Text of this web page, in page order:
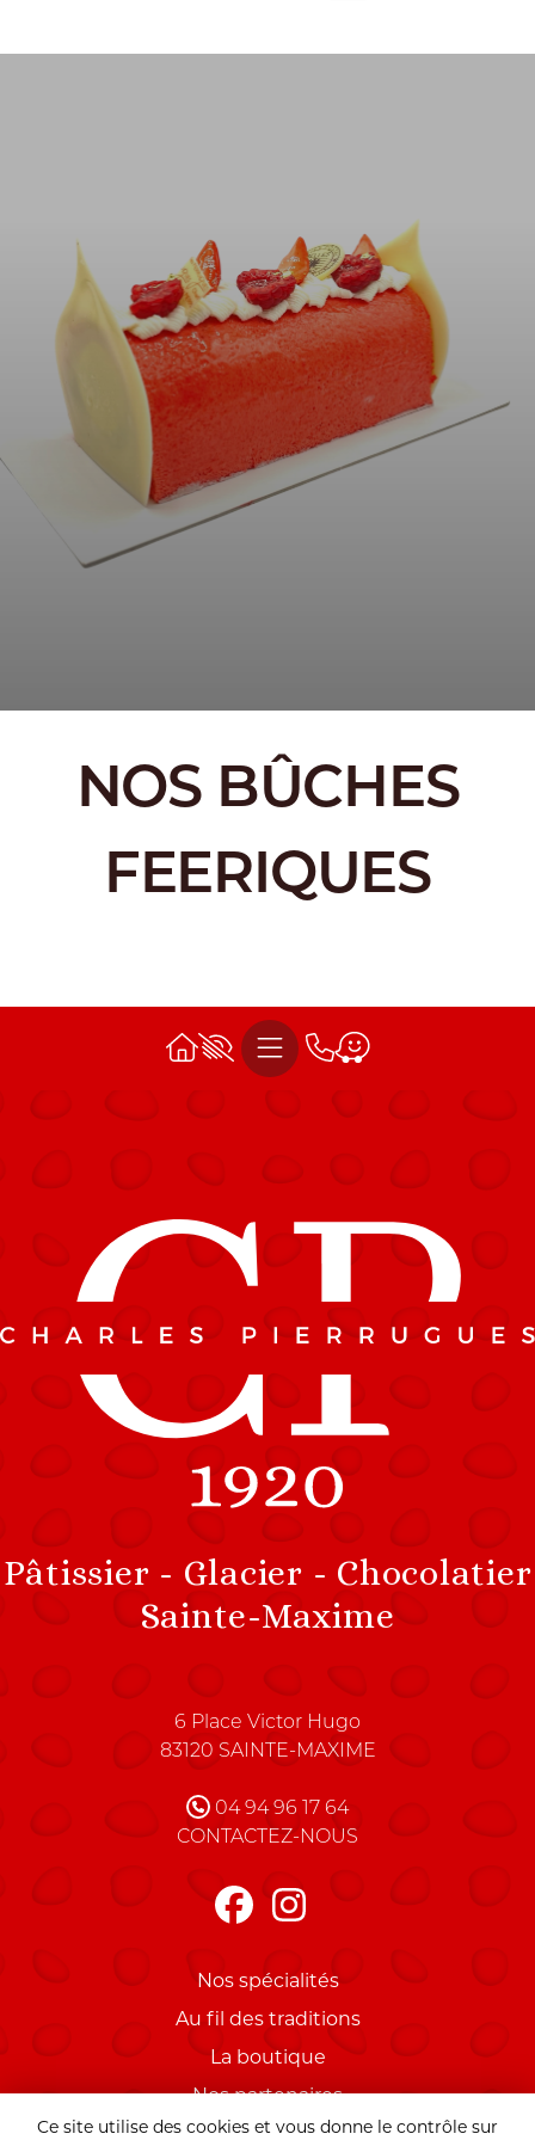
Ce site utilise des cookies et vous donne le contrôle sur
NOS BÛCHES
FEERIQUES
Accessibility
Menu
Pâtissier - Glacier - Chocolatier
Sainte-Maxime
Charles Pierrugues Maître
6 Place Victor Hugo
83120 SAINTE-MAXIME
04 94 96 17 64
CONTACTEZ-NOUS
Nos spécialités
Au fil des traditions
La boutique
Nos partenaires
Mentions légales